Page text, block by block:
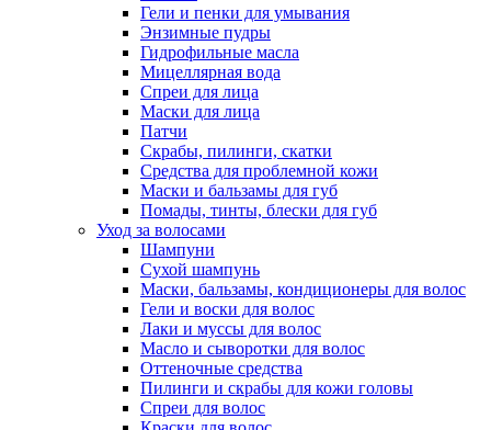
Гели и пенки для умывания
Энзимные пудры
Гидрофильные масла
Мицеллярная вода
Спреи для лица
Маски для лица
Патчи
Скрабы, пилинги, скатки
Средства для проблемной кожи
Маски и бальзамы для губ
Помады, тинты, блески для губ
Уход за волосами
Шампуни
Сухой шампунь
Маски, бальзамы, кондиционеры для волос
Гели и воски для волос
Лаки и муссы для волос
Масло и сыворотки для волос
Оттеночные средства
Пилинги и скрабы для кожи головы
Спреи для волос